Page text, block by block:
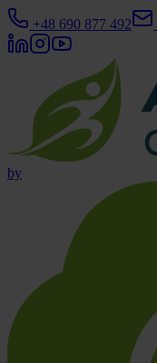
+48 690 877 492
by